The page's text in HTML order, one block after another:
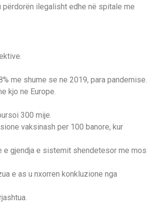
përdorën ilegalisht edhe në spitale me
me shume se ne 2019, para pandemise.
kjo ne Europe.
300 mije.
vaksinash per 100 banore, kur
e gjendja e sistemit shendetesor me mos
e as u nxorren konkluzione nga